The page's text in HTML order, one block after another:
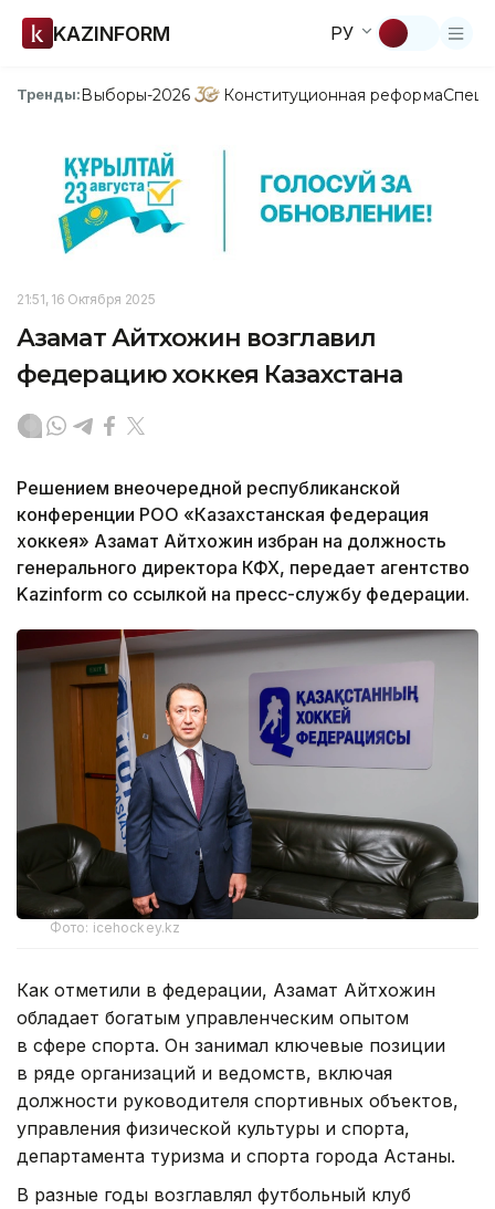
KAZINFORM РУ
Тренды:Выборы-2026 Конституционная реформа
21:51, 16 Октября 2025
Азамат Айтхожин возглавил
федерацию хоккея Казахстана
Решением внеочередной республиканской
конференции РОО «Казахстанская федерация
хоккея» Азамат Айтхожин избран на должность
генерального директора КФХ, передает агентство
Kazinform со ссылкой на пресс-службу федерации.
Фото: icehockey.kz
Как отметили в федерации, Азамат Айтхожин
обладает богатым управленческим опытом
в сфере спорта. Он занимал ключевые позиции
в ряде организаций и ведомств, включая
должности руководителя спортивных объектов,
управления физической культуры и спорта,
департамента туризма и спорта города Астаны.
В разные годы возглавлял футбольный клуб